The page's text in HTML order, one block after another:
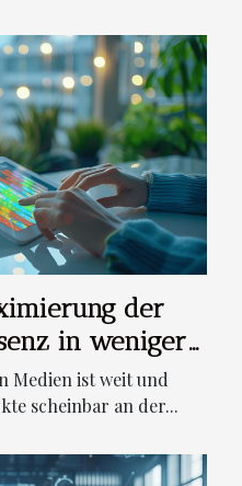
der
in weniger
Medien ist weit und
scheinbar an der...